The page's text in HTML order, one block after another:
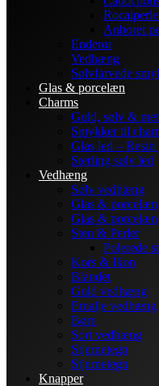
Anboret
Enderør
Vedhæng
Sølvfarvede
Glas & porcelæn
Charms
Guld, sølv &
Smykker til
Glas led – Resin
Sterling sølv led
Vedhæng
Sølv vedhæng
Glas & porcelæn
Glas & porcelæn
Sten & Perler
Polerede
Kors & Ikon
Blandet
Guld vedhæng
Emalje vedhæng
Børn
Sort vedhæng
Stjernetegn
Stjernetegn
Knapper